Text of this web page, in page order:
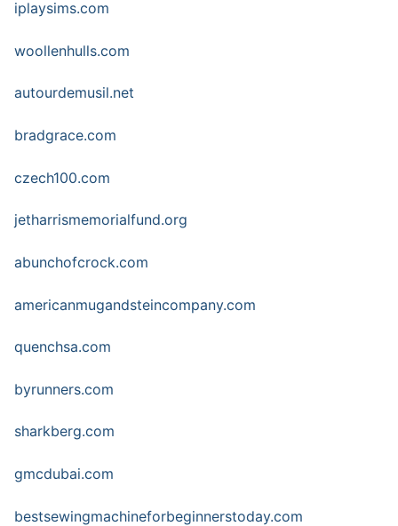
iplaysims.com
woollenhulls.com
autourdemusil.net
bradgrace.com
czech100.com
jetharrismemorialfund.org
abunchofcrock.com
americanmugandsteincompany.com
quenchsa.com
byrunners.com
sharkberg.com
gmcdubai.com
bestsewingmachineforbeginnerstoday.com